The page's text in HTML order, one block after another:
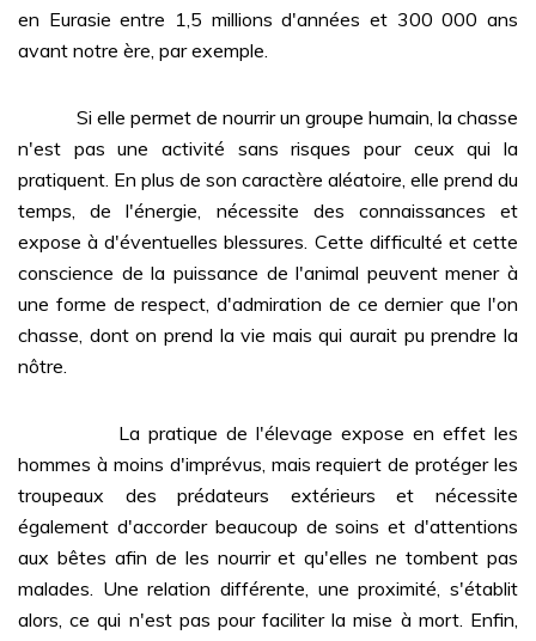
en Eurasie entre 1,5 millions d'années et 300 000 ans
avant notre ère, par exemple.
Si elle permet de nourrir un groupe humain, la chasse
n'est pas une activité sans risques pour ceux qui la
pratiquent. En plus de son caractère aléatoire, elle prend du
temps, de l'énergie, nécessite des connaissances et
expose à d'éventuelles blessures. Cette difficulté et cette
conscience de la puissance de l'animal peuvent mener à
une forme de respect, d'admiration de ce dernier que l'on
chasse, dont on prend la vie mais qui aurait pu prendre la
nôtre.
La pratique de l'élevage expose en effet les
hommes à moins d'imprévus, mais requiert de protéger les
troupeaux des prédateurs extérieurs et nécessite
également d'accorder beaucoup de soins et d'attentions
aux bêtes afin de les nourrir et qu'elles ne tombent pas
malades. Une relation différente, une proximité, s'établit
alors, ce qui n'est pas pour faciliter la mise à mort. Enfin,